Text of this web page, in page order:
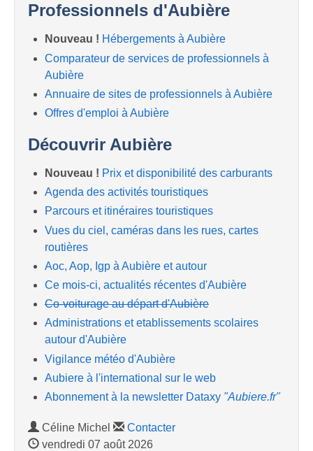
Professionnels d'Aubière
Nouveau ! Hébergements à Aubière
Comparateur de services de professionnels à
Aubière
Annuaire de sites de professionnels à Aubière
Offres d'emploi à Aubière
Découvrir Aubière
Nouveau ! Prix et disponibilité des carburants
Agenda des activités touristiques
Parcours et itinéraires touristiques
Vues du ciel, caméras dans les rues, cartes
routières
Aoc, Aop, Igp à Aubière et autour
Ce mois-ci, actualités récentes d'Aubière
Co-voiturage au départ d'Aubière
Administrations et etablissements scolaires
autour d'Aubière
Vigilance météo d'Aubière
Aubiere à l'international sur le web
Abonnement à la newsletter Dataxy "Aubiere.fr"
Céline Michel
Contacter
vendredi 07 août 2026